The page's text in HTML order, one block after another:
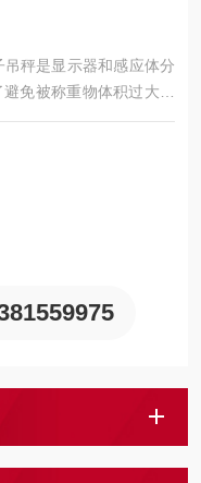
秤是显示器和感应体分
免被称重物体积过大，
设计的，传输距离远、